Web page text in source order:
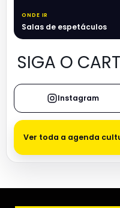
ONDE IR
Salas de espetáculos
SIGA O
Instagram
Ver toda a agenda